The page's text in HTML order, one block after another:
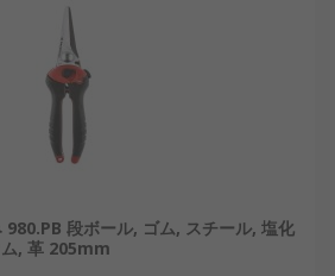
段ボール, ゴム, スチール, 塩化
, 革 205mm